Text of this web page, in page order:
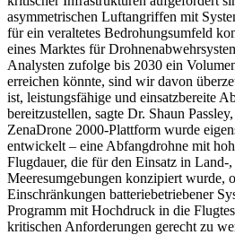
asymmetrischen Luftangriffen mit
für ein veraltetes Bedrohungsumfeld
eines Marktes für
Analysten zufolge bis 2030 ein
erreichen könnte, sind wir davon
ist, leistungsfähige und einsatzbereite
bereitzustellen, sagte Dr. Shaun
ZenaDrone 2000-Plattform wurde
entwickelt – eine Abfangdrohne mit
Flugdauer, die für den Einsatz in Land-
Meeresumgebungen konzipiert wurde,
Einschränkungen batteriebetriebener
Programm mit Hochdruck in die
kritischen Anforderungen gerecht zu